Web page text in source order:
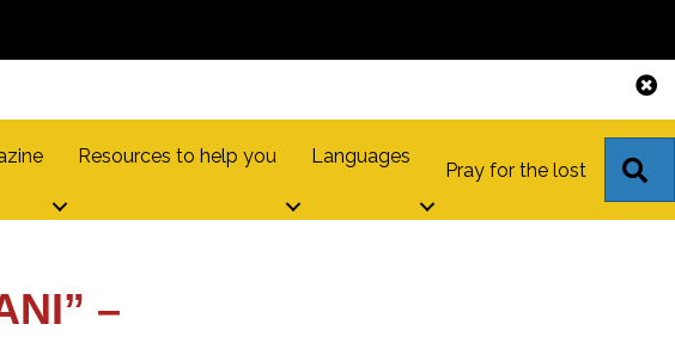
Resources to help you Languages
Pray for the lost
–